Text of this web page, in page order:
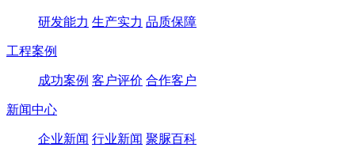
研发能力 生产实力 品质保障
工程案例
成功案例 客户评价 合作客户
新闻中心
企业新闻 行业新闻 聚脲百科